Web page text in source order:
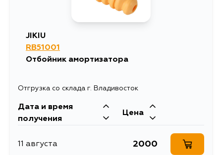
1520
21 августа
JIKIU
RB51001
Отбойник амортизатора
Отгрузка со склада г. Владивосток
Дата и время
получения
Цена
11 августа 2000